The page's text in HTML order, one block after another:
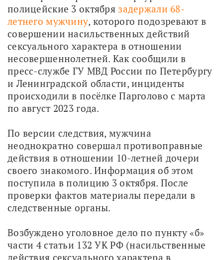
полицейские 3 октября задержали 68-
летнего мужчину, которого подозревают в
совершении насильственных действий
сексуального характера в отношении
несовершеннолетней. Как сообщили в
пресс-службе ГУ МВД России по Петербургу
и Ленинградской области, инциденты
происходили в посёлке Парголово с марта
по август 2023 года.
По версии следствия, мужчина
неоднократно совершал противоправные
действия в отношении 10-летней дочери
своего знакомого. Информация об этом
поступила в полицию 3 октября. После
проверки фактов материалы передали в
следственные органы.
Возбуждено уголовное дело по пункту «б»
части 4 статьи 132 УК РФ (насильственные
действия сексуального характера в